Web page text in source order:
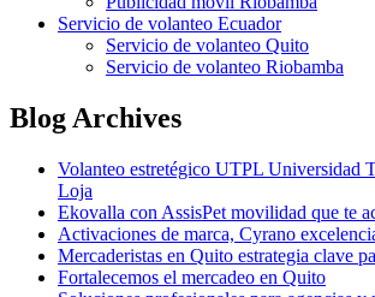
Servicio de volanteo Ecuador
Servicio de volanteo Quito
Servicio de volanteo Riobamba
Blog Archives
Volanteo estretégico UTPL Universidad
Loja
Ekovalla con AssisPet movilidad que te
Activaciones de marca, Cyrano
Mercaderistas en Quito estrategia clave
Fortalecemos el mercadeo en Quito